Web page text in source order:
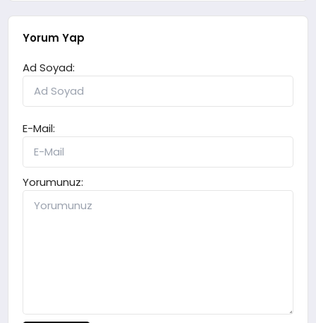
Yorum Yap
Ad Soyad:
E-Mail:
Yorumunuz: